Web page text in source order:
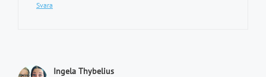
Svara
Ingela Thybelius